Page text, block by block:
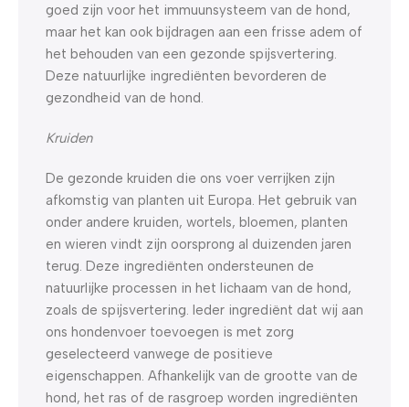
goed zijn voor het immuunsysteem van de hond,
maar het kan ook bijdragen aan een frisse adem of
het behouden van een gezonde spijsvertering.
Deze natuurlijke ingrediënten bevorderen de
gezondheid van de hond.
Kruiden
De gezonde kruiden die ons voer verrijken zijn
afkomstig van planten uit Europa. Het gebruik van
onder andere kruiden, wortels, bloemen, planten
en wieren vindt zijn oorsprong al duizenden jaren
terug. Deze ingrediënten ondersteunen de
natuurlijke processen in het lichaam van de hond,
zoals de spijsvertering. Ieder ingrediënt dat wij aan
ons hondenvoer toevoegen is met zorg
geselecteerd vanwege de positieve
eigenschappen. Afhankelijk van de grootte van de
hond, het ras of de rasgroep worden ingrediënten